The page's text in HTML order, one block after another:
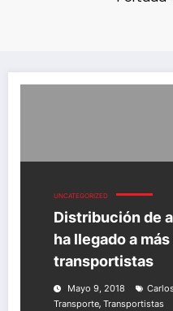
UNCATEGORIZED
Distribución de
ha llegado a
transportistas
Mayo 9, 2018
Transporte, Transportistas